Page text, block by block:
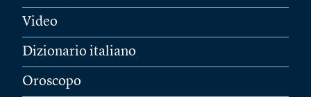
Video
Dizionario italiano
Oroscopo